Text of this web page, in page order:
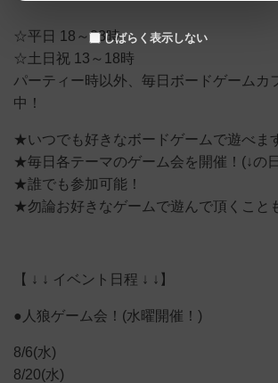
☆平日 18～23時
☆土日祝 13～18時
パーティー時以外、毎日ボードゲームカ
中！
★いつでも好きなボードゲームで遊べま
★毎日各テーマのゲーム会を開催！(↓の
★誰でも参加可能！
★勿論お好きなゲームで遊んで頂くこと
【 ↓ ↓ イベント日程 ↓ ↓】
●人狼ゲーム会！(水曜開催！)
8/6(水)
8/20(水)
しばらく表示しない